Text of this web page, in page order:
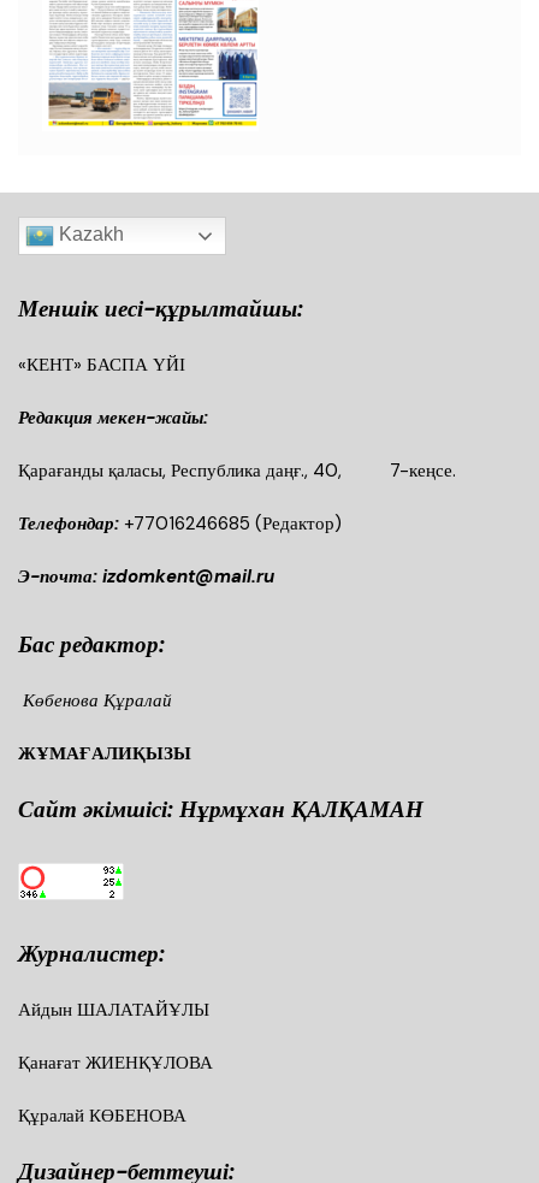
Kazakh
Меншік иесі-құрылтайшы:
«КЕНТ» БАСПА ҮЙІ
Редакция мекен-жайы:
Қарағанды қаласы, Республика даңғ., 40, 7-кеңсе.
Телефондар: +77016246685 (Редактор)
Э-почта: izdomkent@mail.ru
Бас редактор:
Көбенова Құралай
ЖҰМАҒАЛИҚЫЗЫ
Сайт әкімшісі: Нұрмұхан ҚАЛҚАМАН
Журналистер:
Айдын ШАЛАТАЙҰЛЫ
Қанағат ЖИЕНҚҰЛОВА
Құралай КӨБЕНОВА
Дизайнер-беттеуші: